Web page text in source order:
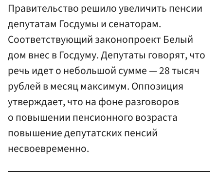
Правительство решило увеличить пенсии
депутатам Госдумы и сенаторам.
Соответствующий законопроект Белый
дом внес в Госдуму. Депутаты говорят, что
речь идет о небольшой сумме — 28 тысяч
рублей в месяц максимум. Оппозиция
утверждает, что на фоне разговоров
о повышении пенсионного возраста
повышение депутатских пенсий
несвоевременно.